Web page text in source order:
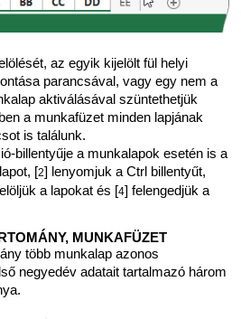
az egyik kijelölt fül helyi
parancsával, vagy egy nem a
aktiválásával szüntethetjük
a munkafüzet minden lapjának
is találunk.
billentyűje a munkalapok esetén is a
[2] lenyomjuk a Ctrl billentyűt,
a lapokat és [4] felengedjük a
MUNKAFÜZET
több munkalap azonos
negyedév adatait tartalmazó három